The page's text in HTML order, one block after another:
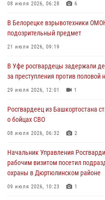
за преступления против половой
29 июля 2026, 12:01
Башкортостана проведет
29 июля 2026, 10:52
Росгвардию
29 июля 2026, 04:15
08 июля 2026, 06:28 6
В Белорецке взрывотехники
подозрительный предмет
21 июля 2026, 09:19
В Уфе росгвардецы задержали
за преступления против половой
29 июля 2026, 12:01 1
Росгвардеец из Башкортостана
о бойцах СВО
08 июля 2026, 06:32 2
Начальник Управления
рабочим визитом посетил
охраны в Дюртюлинском районе
09 июля 2026, 10:23 1